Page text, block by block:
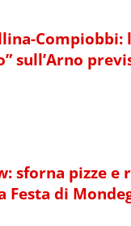
Compiobbi:
sull’Arno
sforna pizze e
Festa di